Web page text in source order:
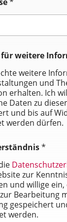
weitere
weitere
und
erhalten. Ich
Daten zu
und bis auf
werden dürfen.
*
zur
und willige ein,
Bearbeitung
gespeichert
werden.